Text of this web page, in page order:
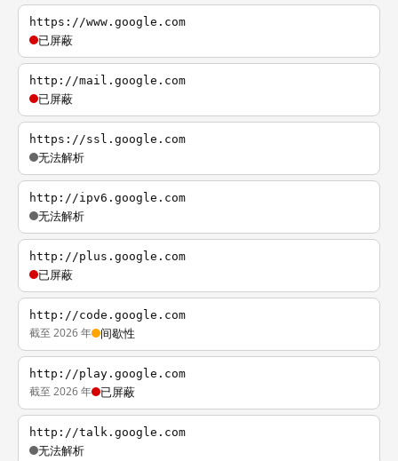
https://www.google.com
已屏蔽
http://mail.google.com
已屏蔽
https://ssl.google.com
无法解析
http://ipv6.google.com
无法解析
http://plus.google.com
已屏蔽
http://code.google.com
截至 2026 年 间歇性
http://play.google.com
截至 2026 年 已屏蔽
http://talk.google.com
无法解析